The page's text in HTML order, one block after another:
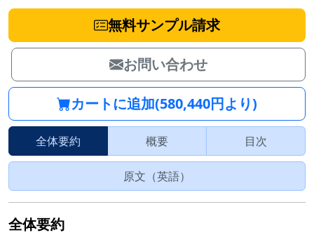
無料サンプル請求
お問い合わせ
カートに追加(580,440円より)
全体要約 概要 目次
原文（英語）
全体要約